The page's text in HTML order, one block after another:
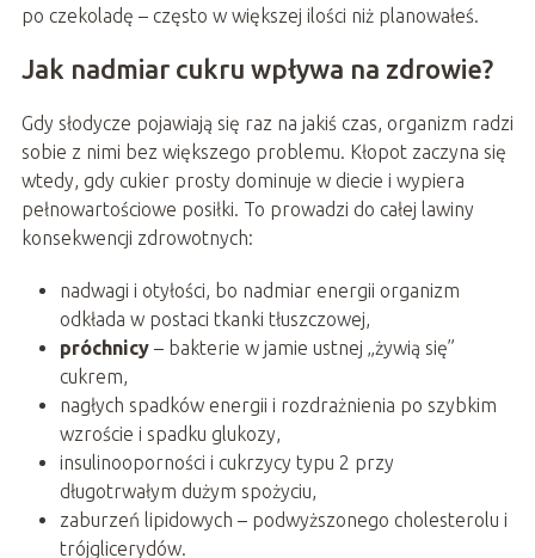
po czekoladę – często w większej ilości niż planowałeś.
Jak nadmiar cukru wpływa na zdrowie?
Gdy słodycze pojawiają się raz na jakiś czas, organizm radzi
sobie z nimi bez większego problemu. Kłopot zaczyna się
wtedy, gdy cukier prosty dominuje w diecie i wypiera
pełnowartościowe posiłki. To prowadzi do całej lawiny
konsekwencji zdrowotnych:
nadwagi i otyłości, bo nadmiar energii organizm
odkłada w postaci tkanki tłuszczowej,
próchnicy– bakterie w jamie ustnej „żywią się”
cukrem,
nagłych spadków energii i rozdrażnienia po szybkim
wzroście i spadku glukozy,
insulinooporności i cukrzycy typu 2 przy
długotrwałym dużym spożyciu,
zaburzeń lipidowych – podwyższonego cholesterolu i
trójglicerydów.